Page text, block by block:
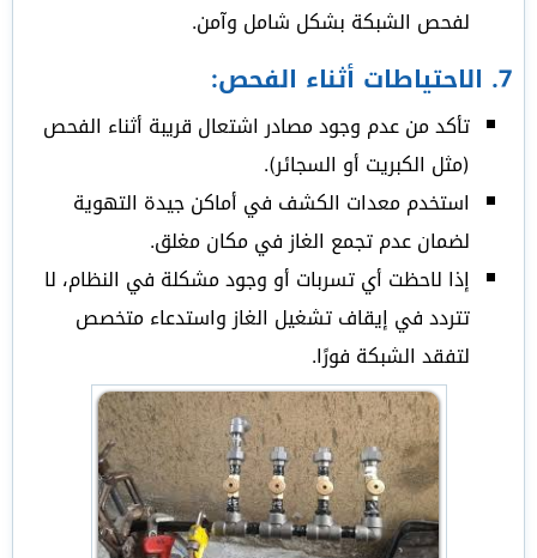
لفحص الشبكة بشكل شامل وآمن.
7. الاحتياطات أثناء الفحص:
تأكد من عدم وجود مصادر اشتعال قريبة أثناء الفحص
(مثل الكبريت أو السجائر).
استخدم معدات الكشف في أماكن جيدة التهوية
لضمان عدم تجمع الغاز في مكان مغلق.
إذا لاحظت أي تسربات أو وجود مشكلة في النظام، لا
تتردد في إيقاف تشغيل الغاز واستدعاء متخصص
لتفقد الشبكة فورًا.